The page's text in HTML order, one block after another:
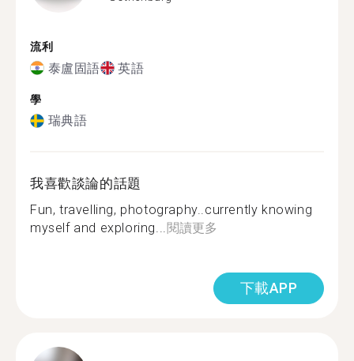
流利
泰盧固語 英語
學
瑞典語
我喜歡談論的話題
Fun, travelling, photography..currently knowing
myself and exploring...閱讀更多
下載APP